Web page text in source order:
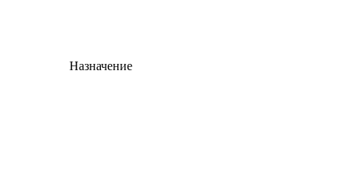
Назначение